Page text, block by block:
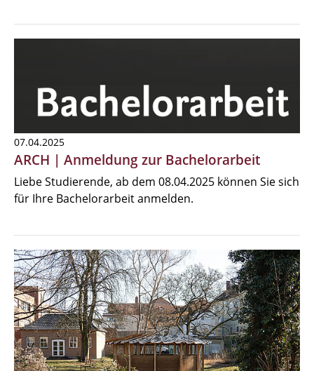
07.04.2025
ARCH | Anmeldung zur Bachelorarbeit
Liebe Studierende, ab dem 08.04.2025 können Sie sich
für Ihre Bachelorarbeit anmelden.